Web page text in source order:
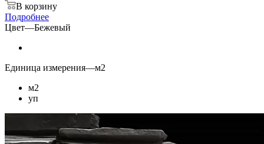
В корзину
Подробнее
Цвет—Бежевый
Единица измерения—м2
м2
уп